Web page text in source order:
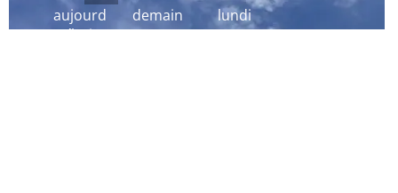
aujourd
´hui
demain lundi